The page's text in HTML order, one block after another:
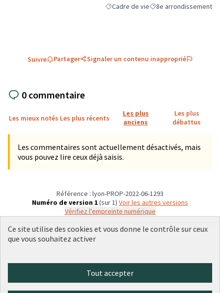
Filtrer les résultats de la catégorie :
Cadre de vieFiltrer les résultats
8e arrondissement
Suivre Partager Signaler un contenu inapproprié
0 commentaire
Les mieux notés Les plus récents
Les plus
anciens
Les plus
débattus
Les commentaires sont actuellement désactivés, mais
vous pouvez lire ceux déjà saisis.
Référence : lyon-PROP-2022-06-1293
Numéro de version 1(sur 1)
voir les autres versions
Vérifiez l'empreinte numérique
(Lien externe)
(Lien externe)
(Lien externe)
(Lien externe)
(Lien externe)
Ce site utilise des cookies et vous donne le contrôle sur ceux
que vous souhaitez activer
Tout accepter